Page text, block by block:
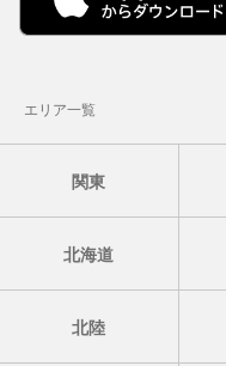
エリア一覧
関東
北海道
北陸